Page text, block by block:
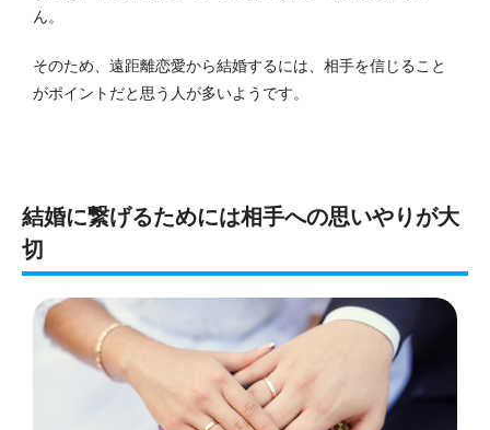
ん。
そのため、遠距離恋愛から結婚するには、相手を信じること
がポイントだと思う人が多いようです。
結婚に繋げるためには相手への思いやりが大
切